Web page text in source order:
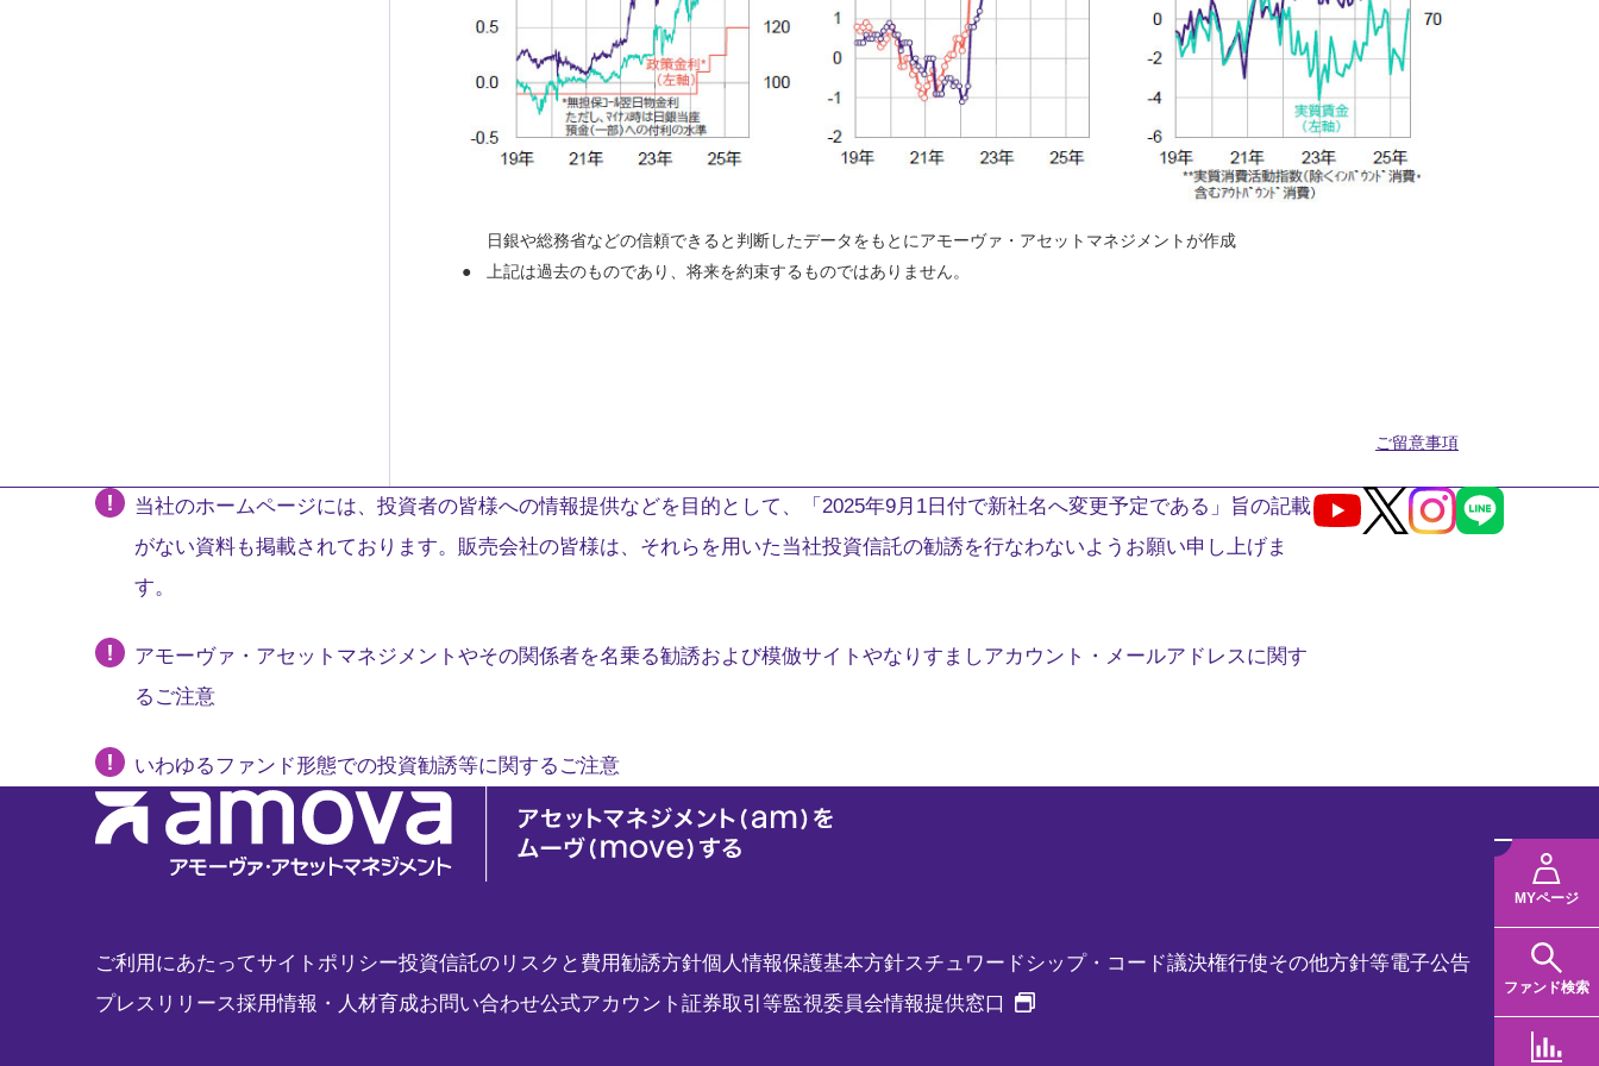
日銀や総務省などの信頼できると判断したデータをもとにアモーヴァ・アセットマネジメントが作成
上記は過去のものであり、将来を約束するものではありません。
ご留意事項
MYページ
ファンド検索
メ
ー
を
当社のホームページには、投資者の皆様への情報提供などを目的として、「2025年9月1日付で新社名へ変更予定である」旨の記載
がない資料も掲載されております。販売会社の皆様は、それらを用いた当社投資信託の勧誘を行なわないようお願い申し上げま
す。
アモーヴァ・アセットマネジメントやその関係者を名乗る勧誘および模倣サイトやなりすましアカウント・メールアドレスに関す
るご注意
いわゆるファンド形態での投資勧誘等に関するご注意
Youtube
X Instagram
LINE
ご利用にあたってサイトポリシー投資信託のリスクと費用勧誘方針個人情報保護基本方針スチュワードシップ・コード議決権行使その他方針等電子公告
プレスリリース採用情報・人材育成お問い合わせ公式アカウント 証券取引等監視委員会情報提供窓口